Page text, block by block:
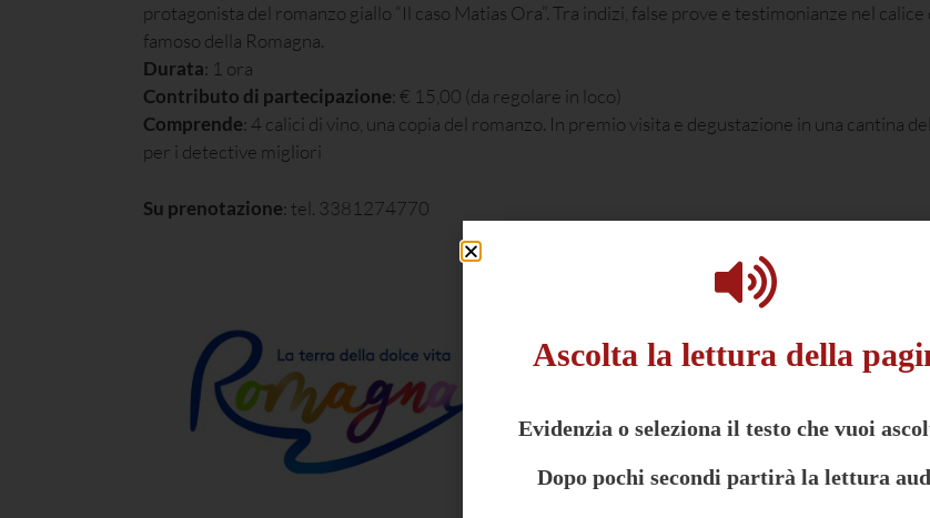
protagonista del romanzo giallo “Il caso Matias Ora”. Tra indizi, false prove e testimonianze nel
famoso della Romagna.
Durata: 1 ora
Contributo di partecipazione: € 15,00 (da regolare in loco)
Comprende: 4 calici di vino, una copia del romanzo. In premio visita e degustazione in una cantina
per i detective migliori
Su prenotazione: tel. 3381274770
Ascolta la lettura della
Evidenzia o seleziona il testo che vuoi
Dopo pochi secondi partirà la lettura